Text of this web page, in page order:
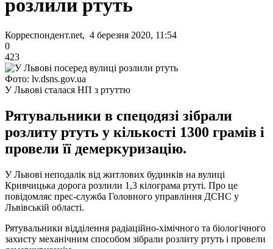
розлили ртуть
Корреспондент.net, 4 березня 2020, 11:54
0
423
Фото: lv.dsns.gov.ua
У Львові сталася НП з ртуттю
Рятувальники в спецодязі зібрали
розлиту ртуть у кількості 1300 грамів і
провели її демеркуризацію.
У Львові неподалік від житлових будинків на вулиці
Кривчицька дорога розлили 1,3 кілограма ртуті. Про це
повідомляє прес-служба Головного управління ДСНС у
Львівській області.
Рятувальники відділення радіаційно-хімічного та біологічного
захисту механічним способом зібрали розлиту ртуть і провели